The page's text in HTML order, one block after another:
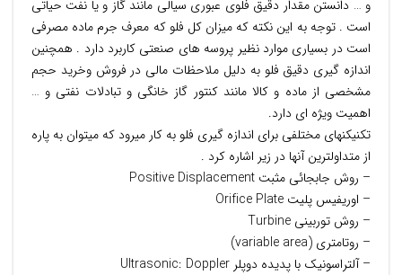
و … دانستن مقدار دقیق فلوی عبوری سیالی مانند گاز و یا نفت حیاتی
است . توجه به این نکته که میزان کل فلو که معرف جرم ماده مصرفی
است در بسیاری موارد نظیر پروسه های صنعتی کاربرد دارد . همچنین
اندازه گیری دقیق فلو به دلیل ملاحظات مالی در فروش وخرید حجم
مشخصی از ماده و کالا مانند کنتور گاز خانگی و تبادلات نفتی و …
اهمیت ویژه ای دارد.
تکنیکنهای مختلفی برای اندازه گیری فلو به کار میرود که میتوان به پاره
از متداولترین آنها در زیر اشاره کرد .
– روش جابجائی مثبت Positive Displacement
– اوریفیس پلیت Orifice Plate
– روش توربینی Turbine
– روتامتری (variable area)
– آلتراسونیک با پدیده دوپلر Ultrasonic: Doppler